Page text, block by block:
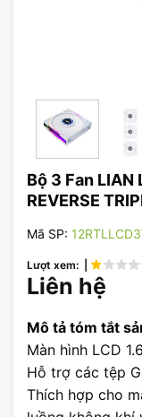
Bộ 3 Fan LIAN
REVERSE
Mã SP:
Lượt xem: |
Liên hệ
Mô tả tóm tắt
Màn hình LCD
Hỗ trợ các tệp
Thích hợp cho